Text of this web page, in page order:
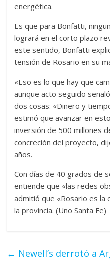
energética.
Es que para Bonfatti,
logrará en el corto plazo
este sentido, Bonfatti
tensión de Rosario en su
«Eso es lo que hay que
aunque acto seguido
dos cosas: «Dinero y
estimó que avanzar en
inversión de 500 millones
concreción del proyecto,
años.
Con días de 40 grados de
entiende que «las redes
admitió que «Rosario es la
la provincia. (Uno Santa Fe)
← Newell’s derrotó a